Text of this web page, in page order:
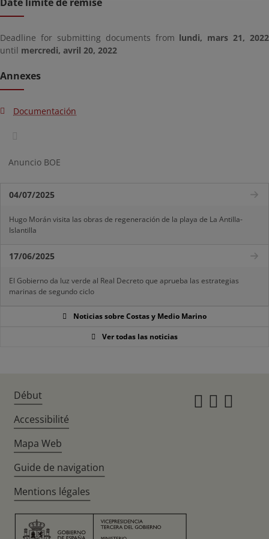
Deadline for submitting documents from lundi, mars 21, 2022
until mercredi, avril 20, 2022
Annexes
Documentación
Anuncio BOE
04/07/2025
Hugo Morán visita las obras de regeneración de la playa de La Antilla-
Islantilla
17/06/2025
El Gobierno da luz verde al Real Decreto que aprueba las estrategias
marinas de segundo ciclo
Noticias sobre Costas y Medio Marino
Ver todas las noticias
Début
Accessibilité
Mapa Web
Guide de navigation
Mentions légales